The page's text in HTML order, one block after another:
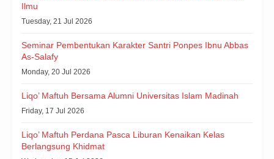
Ilmu
Tuesday, 21 Jul 2026
Seminar Pembentukan Karakter Santri Ponpes Ibnu Abbas
As-Salafy
Monday, 20 Jul 2026
Liqo’ Maftuh Bersama Alumni Universitas Islam Madinah
Friday, 17 Jul 2026
Liqo’ Maftuh Perdana Pasca Liburan Kenaikan Kelas
Berlangsung Khidmat